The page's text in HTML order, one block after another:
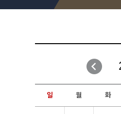
취업성공지원과
창업지원·교육센
현장실습/IPP사
커뮤니티
일 월 화